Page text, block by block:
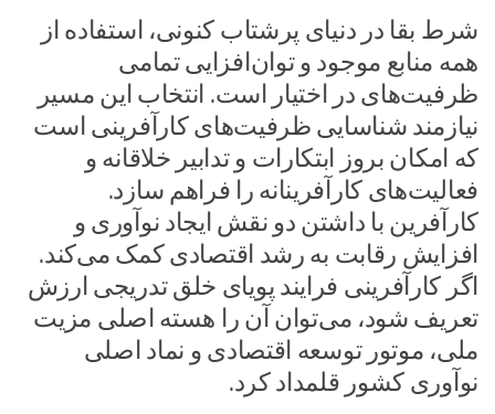
شرط بقا در دنیای پرشتاب کنونی، استفاده از
همه منابع موجود و توان‌افزایی تمامی
ظرفیت‌های در اختیار است. انتخاب این مسیر
نیازمند شناسایی ظرفیت‌های کارآفرینی است
که امکان بروز ابتکارات و تدابیر خلاقانه و
فعالیت‌های کارآفرینانه را فراهم سازد.
کارآفرین با داشتن دو نقش ایجاد نوآوری و
افزایش رقابت به رشد اقتصادی کمک می‌کند.
اگر کارآفرینی فرایند پویای خلق تدریجی ارزش
تعریف شود، می‌توان آن را هسته اصلی مزیت
ملی، موتور توسعه اقتصادی و نماد اصلی
نوآوری کشور قلمداد کرد.